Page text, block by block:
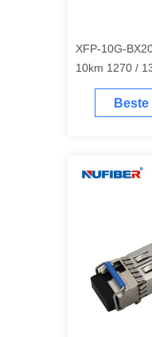
XFP-10G-
10km 1270 /
Kompatibel